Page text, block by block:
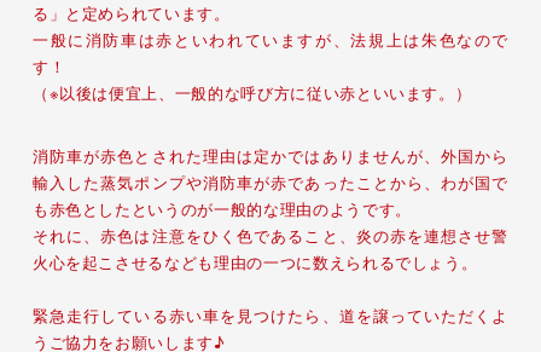
る」と定められています。
一般に消防車は赤といわれていますが、法規上は朱色なので
す！
（※以後は便宜上、一般的な呼び方に従い赤といいます。）
消防車が赤色とされた理由は定かではありませんが、外国から
輸入した蒸気ポンプや消防車が赤であったことから、わが国で
も赤色としたというのが一般的な理由のようです。
それに、赤色は注意をひく色であること、炎の赤を連想させ警
火心を起こさせるなども理由の一つに数えられるでしょう。
緊急走行している赤い車を見つけたら、道を譲っていただくよ
うご協力をお願いします♪